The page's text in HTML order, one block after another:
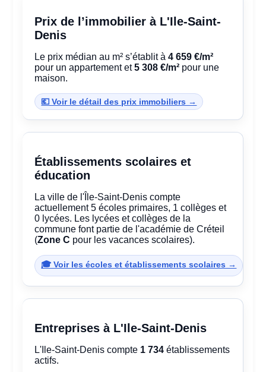
Prix de l’immobilier à L'Ile-Saint-
Denis
Le prix médian au m² s’établit à4 659 €/m²
pour un appartement et5 308 €/m² pour une
maison.
💶 Voir le détail des prix immobiliers →
Établissements scolaires et
éducation
La ville de l'Île-Saint-Denis compte
actuellement 5 écoles primaires, 1 collèges et
0 lycées. Les lycées et collèges de la
commune font partie de l'académie de Créteil
(Zone C pour les vacances scolaires).
🎓 Voir les écoles et établissements scolaires →
Entreprises à L'Ile-Saint-Denis
L'Ile-Saint-Denis compte 1 734 établissements
actifs.